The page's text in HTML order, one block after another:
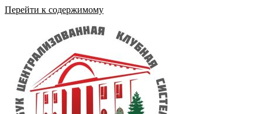
Перейти к содержимому